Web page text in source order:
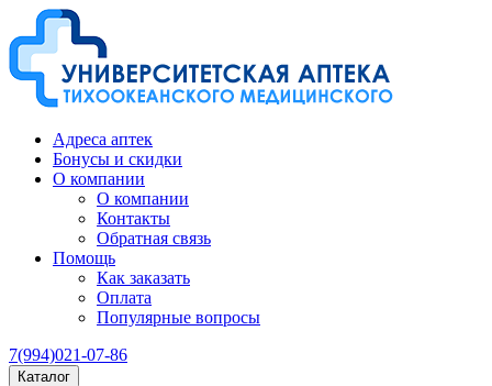
Адреса аптек
Бонусы и скидки
О компании
О компании
Контакты
Обратная связь
Помощь
Как заказать
Оплата
Популярные вопросы
7(994)021-07-86
Каталог